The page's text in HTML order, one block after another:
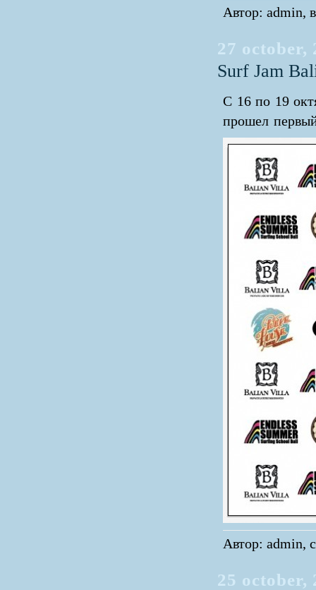
Автор: admin,
27 october,
Surf Jam
С 16 по 19
прошел
Автор: admin,
25 october,